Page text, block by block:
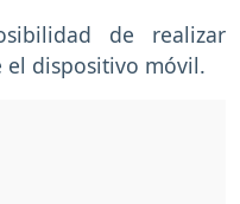
de realizar
el dispositivo móvil.